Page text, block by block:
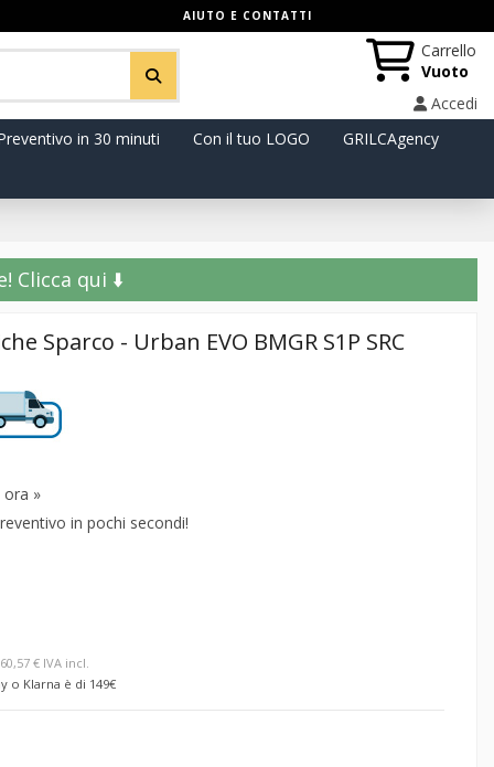
AIUTO E CONTATTI
Carrello
Vuoto
Accedi
in 30 minuti Con il tuo LOGO
GRILCAgency
Clicca qui ⬇️
Sparco - Urban EVO BMGR S1P SRC
ora »
in pochi secondi!
€ IVA incl.
o Klarna è di 149€